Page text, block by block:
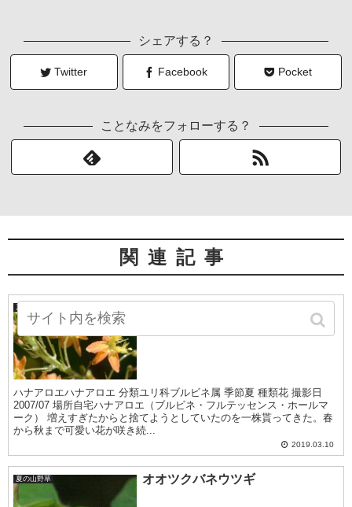
シェアする？
Twitter Facebook Pocket
ことなみをフォローする？
関連記事
夏の山野草
ハナアロエハナアロエ 分類ユリ科ブルビネ属 季節夏 種類花 撮影日
2007/07 場所自宅ハナアロエ（ブルビネ・フルテッセンス・ホールマ
ーク） 増えすぎたからと捨てようとしていたのを一株貰ってきた。春
から秋まで可愛い花が咲き続...
2019.03.10
夏の山野草 オオツクバネウツギ